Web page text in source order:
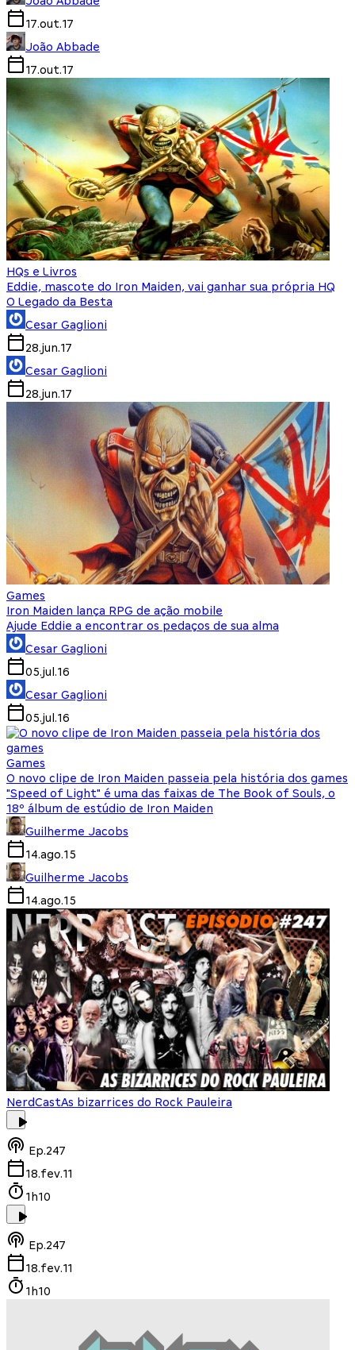
17.out.17
João Abbade
17.out.17
HQs e Livros
Eddie, mascote do Iron Maiden, vai ganhar sua própria HQ
O Legado da Besta
Cesar Gaglioni
28.jun.17
Cesar Gaglioni
28.jun.17
Games
Iron Maiden lança RPG de ação mobile
Ajude Eddie a encontrar os pedaços de sua alma
Cesar Gaglioni
05.jul.16
Cesar Gaglioni
05.jul.16
Games
O novo clipe de Iron Maiden passeia pela história dos games
"Speed of Light" é uma das faixas de The Book of Souls, o
18º álbum de estúdio de Iron Maiden
Guilherme Jacobs
14.ago.15
Guilherme Jacobs
14.ago.15
NerdCastAs bizarrices do Rock Pauleira
Ep.247
18.fev.11
1h10
Ep.247
18.fev.11
1h10